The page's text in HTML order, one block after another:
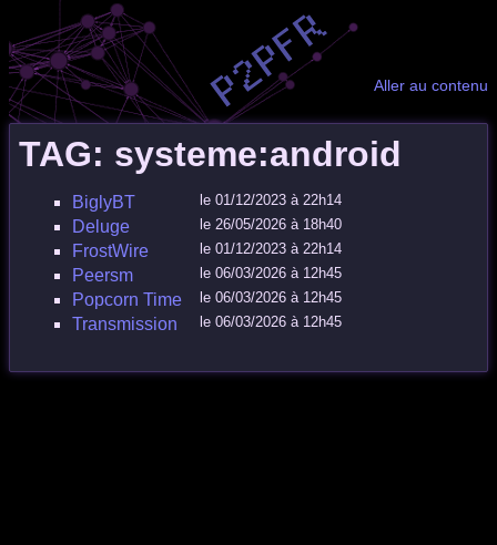
Aller au contenu
TAG: systeme:android
BiglyBT le 01/12/2023 à 22h14
Deluge le 26/05/2026 à 18h40
FrostWire le 01/12/2023 à 22h14
Peersm le 06/03/2026 à 12h45
Popcorn Time le 06/03/2026 à 12h45
Transmission le 06/03/2026 à 12h45